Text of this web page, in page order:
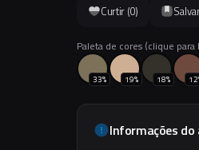
Curtir (0)
Paleta de cores (clique para
33% 19% 18% 12
Informações do